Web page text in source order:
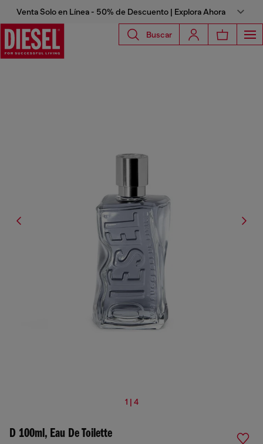
Venta Solo en Línea - 50% de Descuento | Explora Ahora
Buscar
1 | 4
D 100ml, Eau De Toilette